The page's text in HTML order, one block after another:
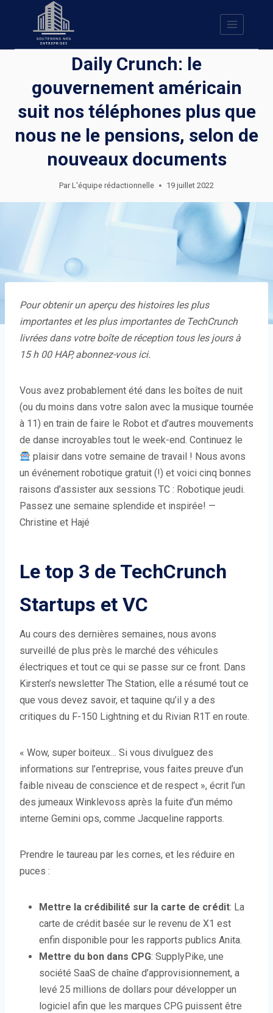
Daily Crunch: le
gouvernement américain
suit nos téléphones plus que
nous ne le pensions, selon de
nouveaux documents
Par L'équipe rédactionnelle 19 juillet 2022
Pour obtenir un aperçu des histoires les plus
importantes et les plus importantes de TechCrunch
livrées dans votre boîte de réception tous les jours à
15 h 00 HAP, abonnez-vous ici.
Vous avez probablement été dans les boîtes de nuit
(ou du moins dans votre salon avec la musique tournée
à 11) en train de faire le Robot et d’autres mouvements
de danse incroyables tout le week-end. Continuez le
plaisir dans votre semaine de travail ! Nous avons
un événement robotique gratuit (!) et voici cinq bonnes
raisons d’assister aux sessions TC : Robotique jeudi.
Passez une semaine splendide et inspirée! —
Christine et Hajé
Le top 3 de TechCrunch
Startups et VC
Au cours des dernières semaines, nous avons
surveillé de plus près le marché des véhicules
électriques et tout ce qui se passe sur ce front. Dans
Kirsten’s newsletter The Station, elle a résumé tout ce
que vous devez savoir, et taquine qu’il y a des
critiques du F-150 Lightning et du Rivian R1T en route.
« Wow, super boiteux… Si vous divulguez des
informations sur l’entreprise, vous faites preuve d’un
faible niveau de conscience et de respect », écrit l’un
des jumeaux Winklevoss après la fuite d’un mémo
interne Gemini ops, comme Jacqueline rapports.
Prendre le taureau par les cornes, et les réduire en
puces :
Mettre la crédibilité sur la carte de crédit: La
carte de crédit basée sur le revenu de X1 est
enfin disponible pour les rapports publics Anita.
Mettre du bon dans CPG: SupplyPike, une
société SaaS de chaîne d’approvisionnement, a
levé 25 millions de dollars pour développer un
logiciel afin que les marques CPG puissent être